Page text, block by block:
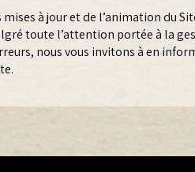
mises à jour et de l’animation
toute l’attention portée à la
nous vous invitons à en